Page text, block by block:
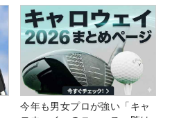
今年も男女プロが強い「キャ